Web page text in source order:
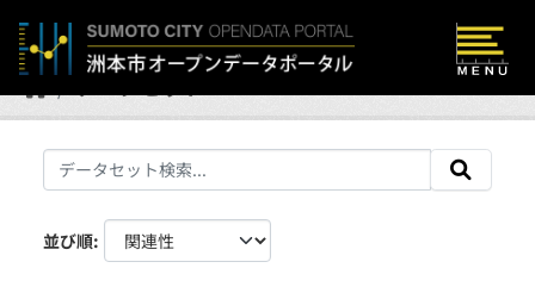
並び順